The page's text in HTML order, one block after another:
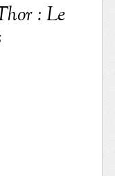
: Le